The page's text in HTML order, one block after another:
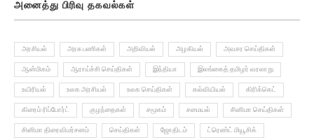
அனைத்து பிரிவு தகவல்கள்
அரசியல் அரசு பணிகள் அறிவியல் அழகியல் அவசர செய்திகள்
ஆன்மிகம் ஆராய்ச்சி செய்திகள் இந்தியா இலங்கைத் தமிழர் வரலாறு
உயிரியல் உலக அரசியல் உலக செய்திகள் கல்வியியல் கிரிக்கெட்
கிரைம் ரிப்போர்ட் குழந்தைகள் சமூகம் சமையல் சினிமா செய்திகள்
சினிமா திரைவிமர்சனம் செய்திகள் ஜோதிடம் ட்ரெண்ட் மியூசிக்